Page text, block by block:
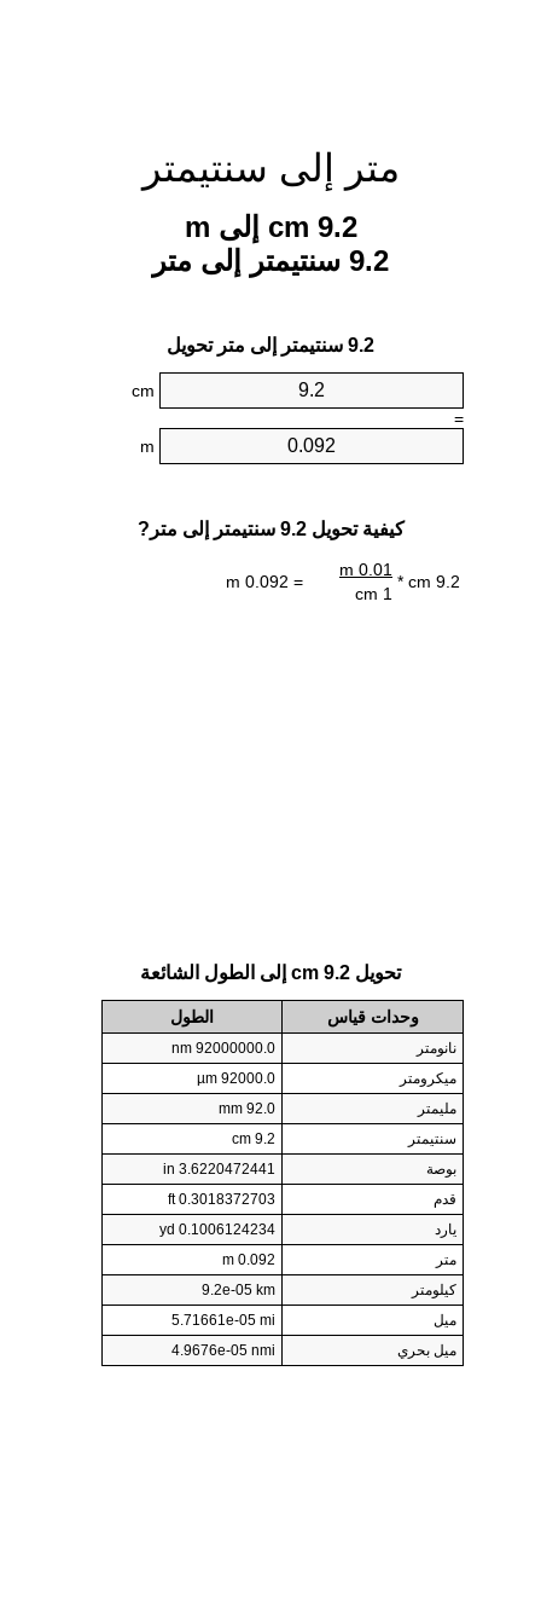
متر إلى سنتيمتر
9.2 cm إلى m
9.2 سنتيمتر إلى متر
9.2 سنتيمتر إلى متر تحويل
cm
=
m
كيفية تحويل 9.2 سنتيمتر إلى متر?
9.2 cm *
0.01 m
= 0.092 m
1 cm
تحويل 9.2 cm إلى الطول الشائعة
وحدات قياس الطول
نانومتر
92000000.0 nm
ميكرومتر
92000.0 µm
مليمتر
92.0 mm
سنتيمتر
9.2 cm
بوصة
3.6220472441 in
قدم
0.3018372703 ft
يارد
0.1006124234 yd
متر
0.092 m
كيلومتر
9.2e-05 km
ميل
5.71661e-05 mi
ميل بحري
4.9676e-05 nmi